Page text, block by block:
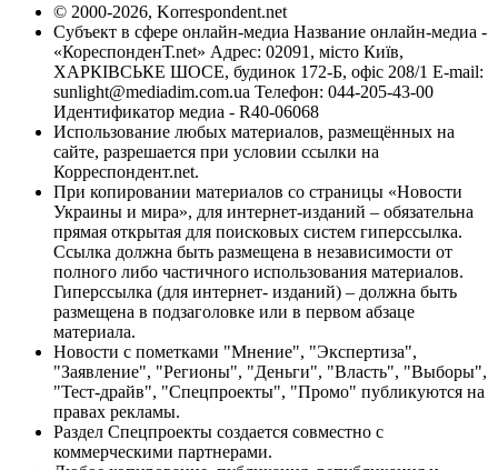
© 2000-2026, Korrespondent.net
Субъект в сфере онлайн-медиа Название онлайн-медиа -
«КореспонденТ.net» Адрес: 02091, місто Київ,
ХАРКІВСЬКЕ ШОСЕ, будинок 172-Б, офіс 208/1 E-mail:
sunlight@mediadim.com.ua Телефон: 044-205-43-00
Идентификатор медиа - R40-06068
Использование любых материалов, размещённых на
сайте, разрешается при условии ссылки на
Корреспондент.net.
При копировании материалов со страницы «Новости
Украины и мира», для интернет-изданий – обязательна
прямая открытая для поисковых систем гиперссылка.
Ссылка должна быть размещена в независимости от
полного либо частичного использования материалов.
Гиперссылка (для интернет- изданий) – должна быть
размещена в подзаголовке или в первом абзаце
материала.
Новости с пометками "Мнение", "Экспертиза",
"Заявление", "Регионы", "Деньги", "Власть", "Выборы",
"Тест-драйв", "Спецпроекты", "Промо" публикуются на
правах рекламы.
Раздел Спецпроекты создается совместно с
коммерческими партнерами.